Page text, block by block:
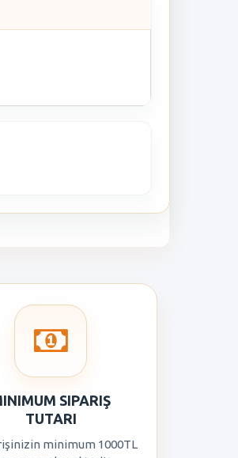
SIPARIŞ
TUTARI
minimum 1000TL